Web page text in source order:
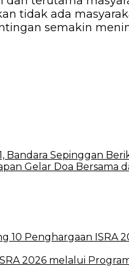
tidak ada
semakin
Sepinggan
Gelar Doa Bersama
10 Penghargaan ISRA
2026 melalui